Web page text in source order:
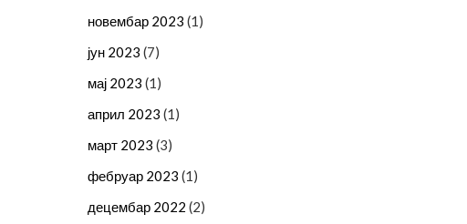
новембар 2023 (1)
јун 2023 (7)
мај 2023 (1)
април 2023 (1)
март 2023 (3)
фебруар 2023 (1)
децембар 2022 (2)